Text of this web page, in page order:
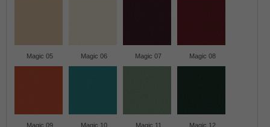
Magic 05 Magic 06 Magic 07 Magic 08
Magic 09 Magic 10 Magic 11 Magic 12